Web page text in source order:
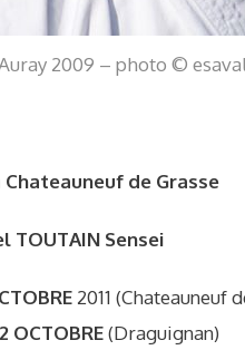
2009 – photo ©
de Grasse
TOUTAIN Sensei
2011 (Chateauneuf
OCTOBRE(Draguignan)